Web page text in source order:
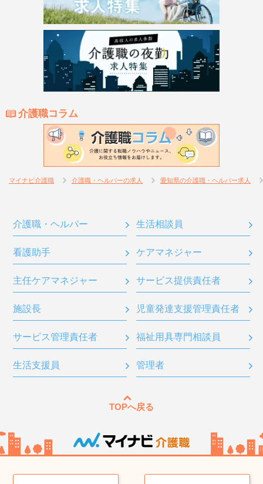
介護職コラム
マイナビ介護職 介護職・ヘルパーの求人 愛知県の介護職・ヘルパー求人
介護職・ヘルパー 生活相談員
看護助手 ケアマネジャー
主任ケアマネジャー サービス提供責任者
施設長 児童発達支援管理責任者
サービス管理責任者 福祉用具専門相談員
生活支援員 管理者
TOPへ戻る